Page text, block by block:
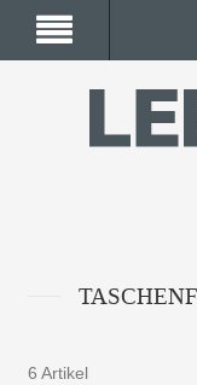
6 Artikel